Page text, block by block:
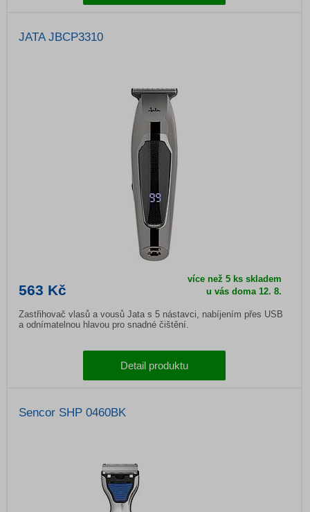
JATA JBCP3310
563 Kč
více než 5 ks skladem
u vás doma12. 8.
Zastřihovač vlasů a vousů Jata s 5 nástavci, nabíjením přes USB
a odnímatelnou hlavou pro snadné čištění.
Detail produktu
Sencor SHP 0460BK